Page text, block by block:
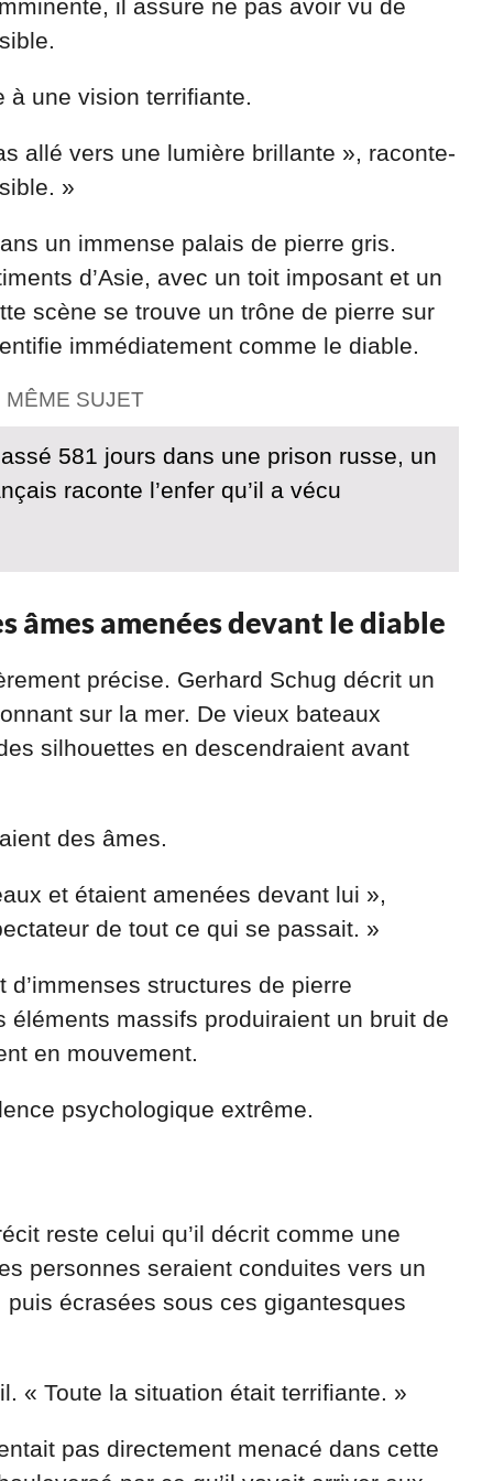
il assure ne pas avoir vu de
à une vision terrifiante.
allé vers une lumière brillante », raconte-
»
un immense palais de pierre gris.
d’Asie, avec un toit imposant et un
scène se trouve un trône de pierre sur
immédiatement comme le diable.
MÊME SUJET
581 jours dans une prison russe, un
raconte l’enfer qu’il a vécu
âmes amenées devant le diable
précise. Gerhard Schug décrit un
sur la mer. De vieux bateaux
silhouettes en descendraient avant
des âmes.
et étaient amenées devant lui »,
de tout ce qui se passait. »
structures de pierre
massifs produiraient un bruit de
en mouvement.
psychologique extrême.
reste celui qu’il décrit comme une
personnes seraient conduites vers un
écrasées sous ces gigantesques
« Toute la situation était terrifiante. »
pas directement menacé dans cette